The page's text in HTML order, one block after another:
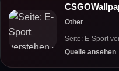
Other
Seite: E-Sport
Quelle ansehen